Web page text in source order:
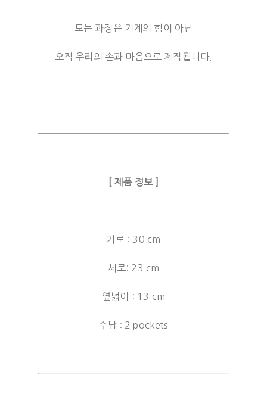
모든 과정은 기계의 힘이 아닌
오직 우리의 손과 마음으로 제작됩니다.
[ 제품 정보 ]
가로 : 30 cm
세로: 23 cm
옆넓이 : 13 cm
수납 : 2 pockets